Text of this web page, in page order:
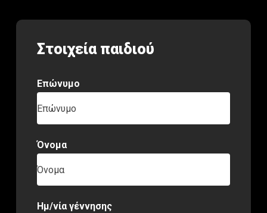
Στοιχεία παιδιού
Επώνυμο
Επώνυμο
Όνομα
Όνομα
Ημ/νία γέννησης